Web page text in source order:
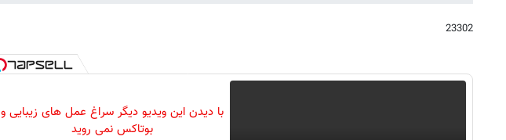
23302
با دیدن این ویدیو دیگر سراغ عمل های زیبایی و
بوتاکس نمی روید